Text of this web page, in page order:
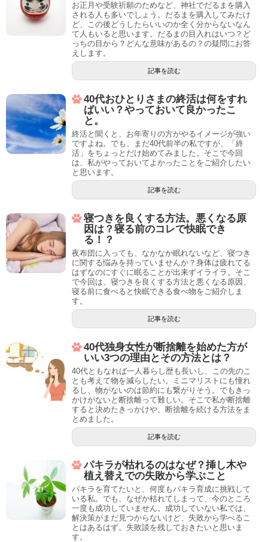
お正月や受験祈願のためなど、神社でだるまを購入
される人も多いでしょう。だるまを購入してみたけ
ど、この後どうしたらいいのか全く分からないなん
て人もいると思います。だるまの目入れはいつ？ど
っちの目から？どんな意味があるの？の疑問にお答
えします。
記事を読む
40代おひとりさまの終活は何をすれ
ばいい？やっておいて良かったこ
と。
終活と聞くと、お年寄りの方がやるイメージが強い
ですよね。でも、まだ40代前半の私ですが、「終
活」をちょっとだけ始めてみました。そこで今回
は、私がやっておいてよかったことをご紹介したい
と思います。
記事を読む
寝つきを良くする方法。悪くなる原
因は？寝る前のコレで快眠でき
る！？
夜布団に入っても、なかなか眠れないなど、寝つき
に関する悩みを持っていませんか？身体は疲れてる
はずなのにすぐに眠ることが出来ずイライラ。そこ
で今回は、寝つきを良くする方法と悪くなる原因、
寝る前に食べると快眠できる食べ物をご紹介しま
す。
記事を読む
40代独身女性が断捨離を始めた方が
いい3つの理由とその方法とは？
40代ともなれば一人暮らし歴も長いし、この先のこ
とも考えて物を減らしたい。ミニマリストにも憧れ
るし、物がないのは節約にも繋がりそう。でもきっ
かけがないと断捨離って難しい。そこで私が断捨離
すると決めたきっかけや、断捨離を続ける方法をま
とめました。
記事を読む
パキラが枯れるのはなぜ？挿し木や
植え替えでの失敗から学ぶこと
パキラを育てたいと、何度もパキラ育成に挑戦して
いる私。でも、なぜか枯れてしまって、今のところ
一度も成功していません。成功していない私では、
解決策がまだ見つからないけど、失敗から学べるこ
とはあるはず。失敗談を残しておきたいと思いま
す。